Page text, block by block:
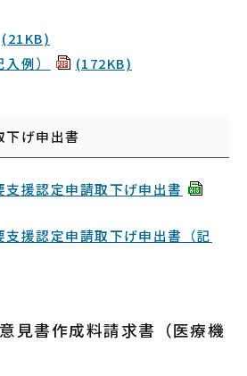
(21KB)
例）
(172KB)
下げ申出書
援認定申請取下げ申出書
援認定申請取下げ申出書（記
見書作成料請求書（医療機